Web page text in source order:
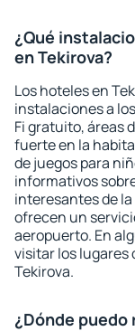
¿Qué
en Tekirova?
Los hoteles en
instalaciones a
Fi gratuito, áreas
fuerte en la
de juegos para
informativos
interesantes de
ofrecen un
aeropuerto. En
visitar los lugares
Tekirova.
¿Dónde puedo